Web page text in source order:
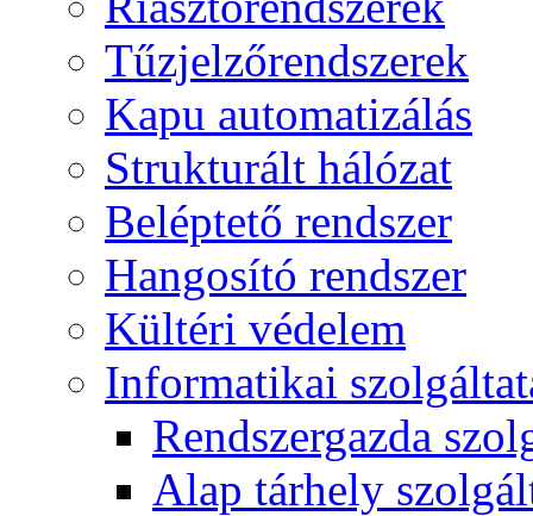
Tűzjelzőrendszerek
Kapu automatizálás
Strukturált hálózat
Beléptető rendszer
Hangosító rendszer
Kültéri védelem
Informatikai
Rendszergazda
Alap tárhely